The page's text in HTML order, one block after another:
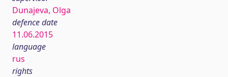
Dunajeva, Olga
defence date
11.06.2015
language
rus
rights